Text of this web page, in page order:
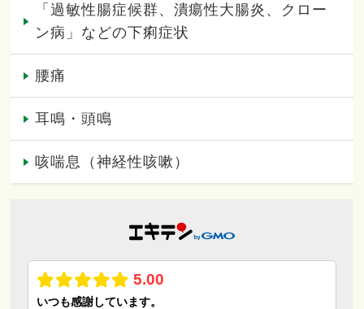
「過敏性腸症候群、潰瘍性大腸炎、クロー
ン病」などの下痢症状
腰痛
耳鳴・頭鳴
咳喘息（神経性咳嗽）